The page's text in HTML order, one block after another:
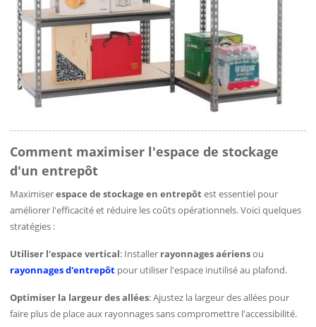
Comment maximiser l'espace de stockage
d'un entrepôt
Maximiserespace de stockage en entrepôtest essentiel pour
améliorer l'efficacité et réduire les coûts opérationnels. Voici quelques
stratégies :
Utiliser l'espace vertical: Installer rayonnages aériensou
rayonnages d'entrepôt pour utiliser l'espace inutilisé au plafond.
Optimiser la largeur des allées: Ajustez la largeur des allées pour
faire plus de place aux rayonnages sans compromettre l'accessibilité.